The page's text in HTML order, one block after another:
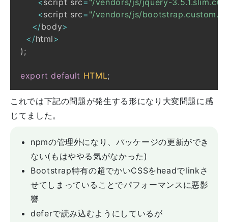
<script src= "/vendors/js/jquery-
<script src= "/vendors/js/
</body>
< /html>
) ;
export default HTML;
これでは下記の問題が発生する形になり大変問題に感
じてました。
npmの管理外になり、パッケージの更新ができ
ない(もはややる気がなかった)
Bootstrap特有の超でかいCSSをheadでlinkさ
せてしまっていることでパフォーマンスに悪影
響
deferで読み込むようにしているが